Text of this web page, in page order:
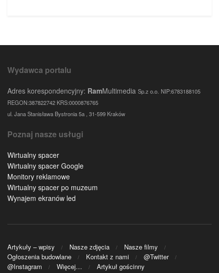
Wydawca portalu
Adres korespondencyjny: RamMultimedia Sp.z o.o. NIP:6783188105
REGON:387822742 KRS:0000876765
ul. Jana Stanisława Bystronia 5a , 31-599 Kraków
Poznaj nasze usługi
Wirtualny spacer
Wirtualny spacer Google
Monitory reklamowe
Wirtualny spacer po muzeum
Wynajem ekranów led
Artykuły – wpisy Nasze zdjęcia
Nasze filmy
Ogłoszenia budowlane
Kontakt z nami
@Twitter
@Instagram
Więcej… Artykuł gościnny